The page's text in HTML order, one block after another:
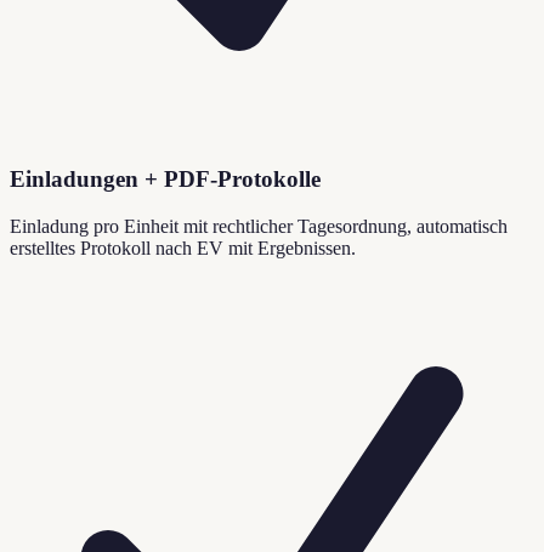
Einladungen + PDF-Protokolle
Einladung pro Einheit mit rechtlicher Tagesordnung, automatisch
erstelltes Protokoll nach EV mit Ergebnissen.